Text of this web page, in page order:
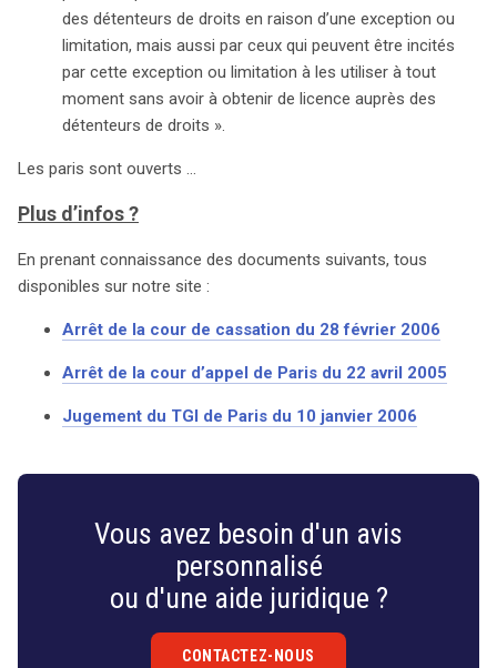
des détenteurs de droits en raison d’une exception ou
limitation, mais aussi par ceux qui peuvent être incités
par cette exception ou limitation à les utiliser à tout
moment sans avoir à obtenir de licence auprès des
détenteurs de droits ».
Les paris sont ouverts …
Plus d’infos ?
En prenant connaissance des documents suivants, tous
disponibles sur notre site :
Arrêt de la cour de cassation du 28 février 2006
Arrêt de la cour d’appel de Paris du 22 avril 2005
Jugement du TGI de Paris du 10 janvier 2006
Vous avez besoin d'un avis
personnalisé
ou d'une aide juridique ?
CONTACTEZ-NOUS